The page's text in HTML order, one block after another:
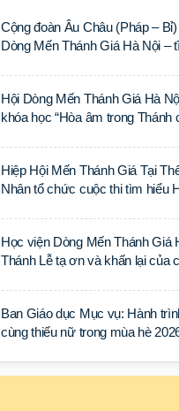
Cộng đoàn Âu Châu (Pháp –
Dòng Mến Thánh Giá Hà Nội –
Hội Dòng Mến Thánh Giá Hà
khóa học “Hòa âm trong Thánh
Hiệp Hội Mến Thánh Giá Tại
Nhân tổ chức cuộc thi tìm hiểu
Học viện Dòng Mến Thánh Giá
Thánh Lễ tạ ơn và khấn lại của
Ban Giáo dục Mục vụ: Hành
cùng thiếu nữ trong mùa hè